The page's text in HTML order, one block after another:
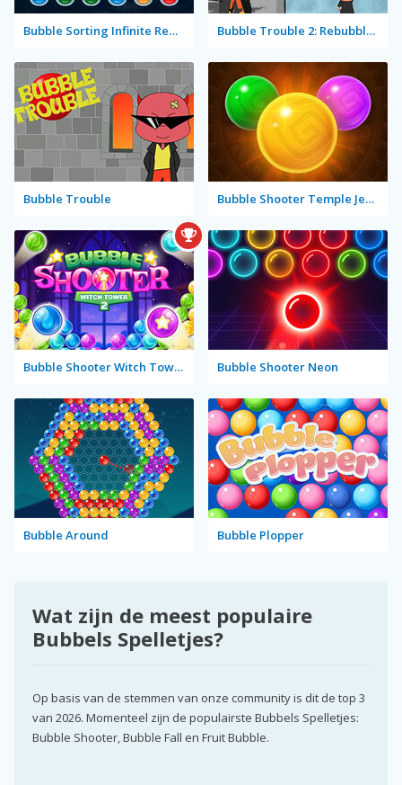
Bubble Sorting Infinite Remastered Bubble Trouble 2: Rebubbled
Bubble Trouble Bubble Shooter Temple Jewels
Bubble Shooter Witch Tower 2 Bubble Shooter Neon
Bubble Around Bubble Plopper
Wat zijn de meest populaire
Bubbels Spelletjes?
Op basis van de stemmen van onze community is dit de top 3
van 2026. Momenteel zijn de populairste Bubbels Spelletjes:
Bubble Shooter, Bubble Fall en Fruit Bubble.